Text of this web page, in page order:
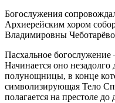
Богослужения
Архиерейским хором
Владимировны
Пасхальное
Начинается оно
полунощницы, в конце
символизирующая Тело
полагается на престоле